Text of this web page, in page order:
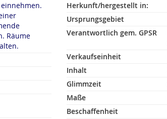
Räume
Herkunft/hergestellt in:
Ursprungsgebiet
Verantwortlich gem. GPSR
Verkaufseinheit
Inhalt
Glimmzeit
Maße
Beschaffenheit